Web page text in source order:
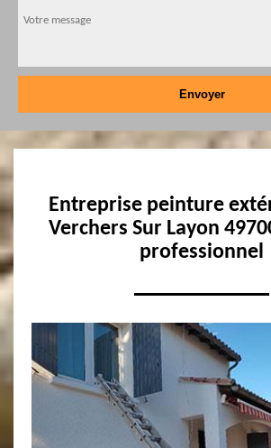
Entreprise peinture
Verchers Sur Layon
professionnel